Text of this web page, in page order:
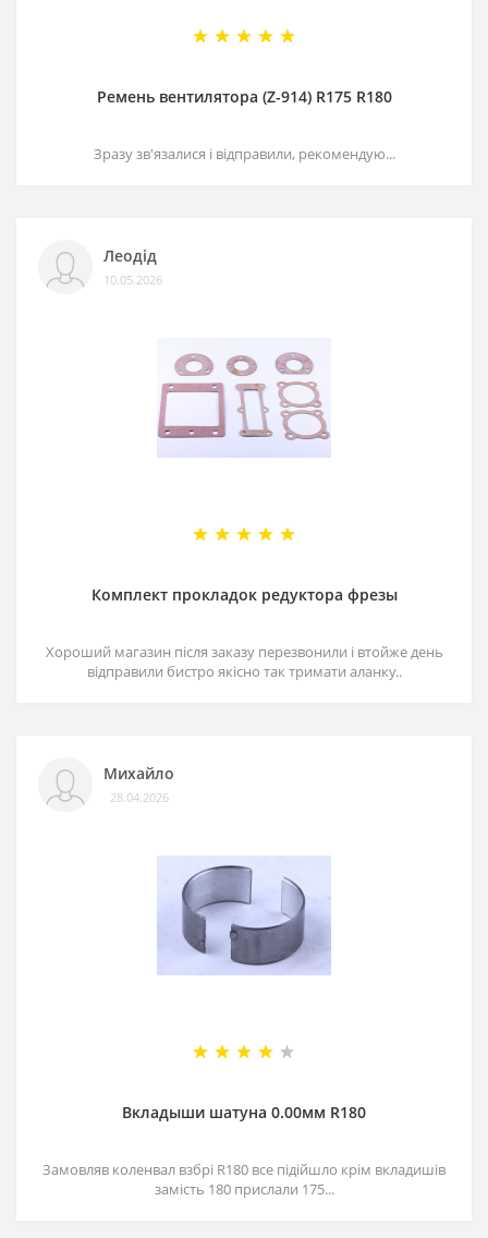
Ремень вентилятора (Z-914) R175 R180
Зразу зв'язалися і відправили, рекомендую...
Леодід
10.05.2026
Комплект прокладок редуктора фрезы
Хороший магазин після заказу перезвонили і втойже день
відправили бистро якісно так тримати аланку..
Михайло
28.04.2026
Вкладыши шатуна 0.00мм R180
Замовляв коленвал взбрі R180 все підійшло крім вкладишів
замість 180 прислали 175...